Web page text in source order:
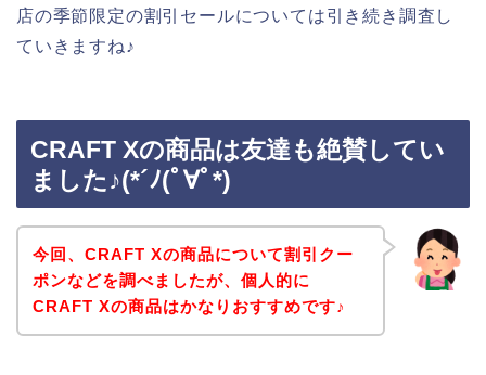
店の季節限定の割引セールについては引き続き調査し
ていきますね♪
CRAFT Xの商品は友達も絶賛してい
ました♪(*´ﾉ(ﾟ∀ﾟ*)
今回、CRAFT Xの商品について割引クー
ポンなどを調べましたが、個人的に
CRAFT Xの商品はかなりおすすめです♪